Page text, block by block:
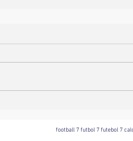
football 7 futbol 7 futebol 7